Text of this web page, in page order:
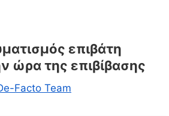
επιβάτη
ώρα της επιβίβασης
Facto Team